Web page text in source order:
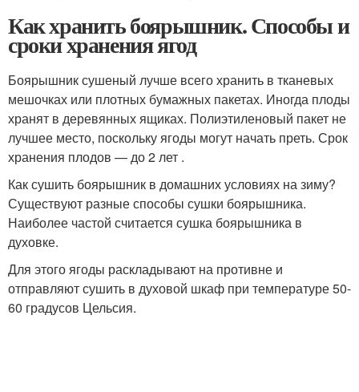
Как хранить боярышник. Способы и
сроки хранения ягод
Боярышник сушеный лучше всего хранить в тканевых
мешочках или плотных бумажных пакетах. Иногда плоды
хранят в деревянных ящиках. Полиэтиленовый пакет не
лучшее место, поскольку ягоды могут начать преть. Срок
хранения плодов — до 2 лет .
Как сушить боярышник в домашних условиях на зиму?
Существуют разные способы сушки боярышника.
Наиболее частой считается сушка боярышника в
духовке.
Для этого ягоды раскладывают на противне и
отправляют сушить в духовой шкаф при температуре 50-
60 градусов Цельсия.